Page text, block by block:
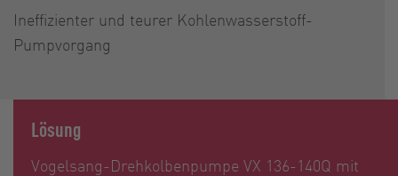
Ineffizienter und teurer Kohlenwasserstoff-
Pumpvorgang
Lösung
Vogelsang-Drehkolbenpumpe VX 136-140Q mit